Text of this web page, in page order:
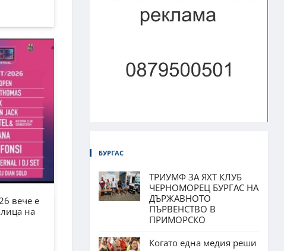
вече е
на
БУРГАС
ТРИУМФ ЗА ЯХТ КЛУБ
ЧЕРНОМОРЕЦ БУРГАС НА
ДЪРЖАВНОТО
ПЪРВЕНСТВО В
ПРИМОРСКО
Когато една медия реши